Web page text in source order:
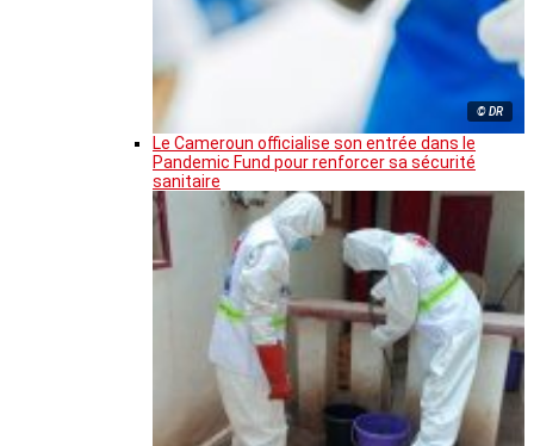
© DR
Le Cameroun officialise son entrée dans le
Pandemic Fund pour renforcer sa sécurité
sanitaire